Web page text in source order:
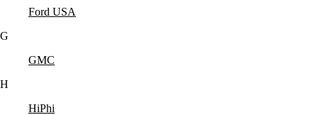
Ford USA
G
GMC
H
HiPhi